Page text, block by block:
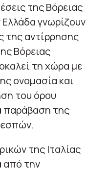
της Βόρειας
γνωρίζουν
της αντίρρησης
Βόρειας
τη χώρα με
ονομασία και
του όρου
παράβαση της
της Ιταλίας
από την